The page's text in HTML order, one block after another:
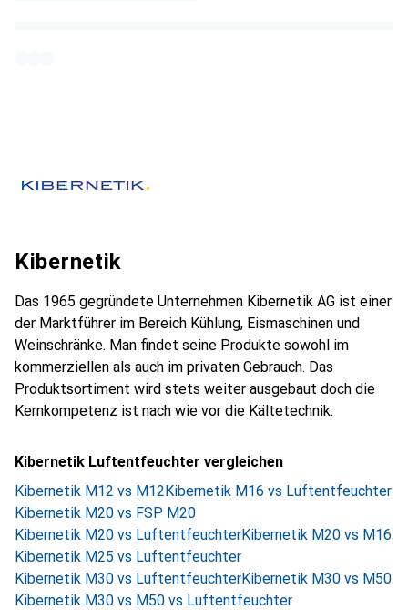
Kibernetik
Das 1965 gegründete Unternehmen Kibernetik AG ist einer
der Marktführer im Bereich Kühlung, Eismaschinen und
Weinschränke. Man findet seine Produkte sowohl im
kommerziellen als auch im privaten Gebrauch. Das
Produktsortiment wird stets weiter ausgebaut doch die
Kernkompetenz ist nach wie vor die Kältetechnik.
Kibernetik Luftentfeuchter vergleichen
Kibernetik M12 vs M12Kibernetik M16 vs Luftentfeuchter
Kibernetik M20 vs FSP M20
Kibernetik M20 vs LuftentfeuchterKibernetik M20 vs M16
Kibernetik M25 vs Luftentfeuchter
Kibernetik M30 vs LuftentfeuchterKibernetik M30 vs M50
Kibernetik M30 vs M50 vs Luftentfeuchter